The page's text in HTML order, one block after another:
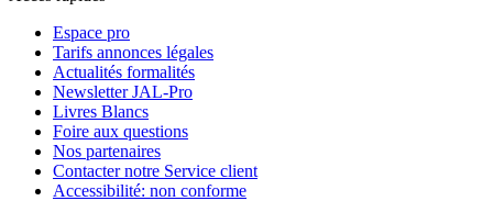
Espace pro
Tarifs annonces légales
Actualités formalités
Newsletter JAL-Pro
Livres Blancs
Foire aux questions
Nos partenaires
Contacter notre Service client
Accessibilité: non conforme